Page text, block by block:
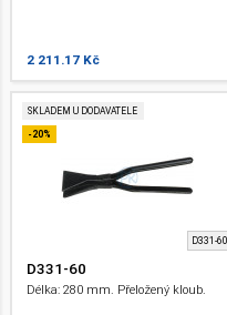
2 211.17 Kč
SKLADEM U DODAVATELE
-20%
D331-60
D331-60
Délka: 280 mm. Přeložený kloub.